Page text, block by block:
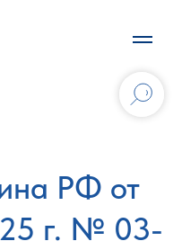
РФ от
г. № 03-